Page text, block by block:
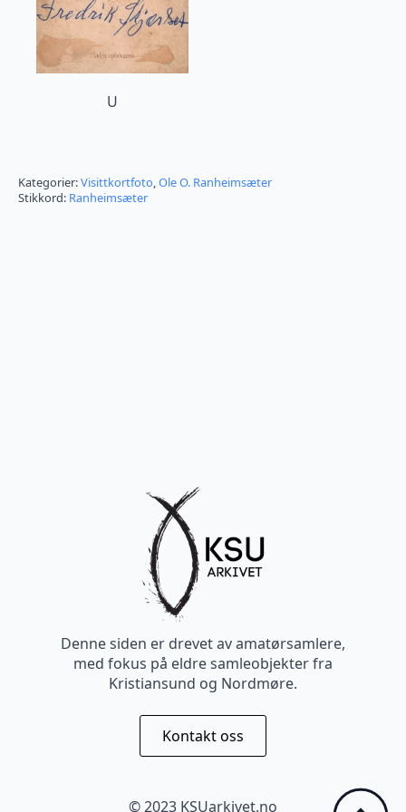
U
Kategorier:Visittkortfoto,Ole O. Ranheimsæter
Stikkord: Ranheimsæter
Denne siden er drevet av amatørsamlere,
med fokus på eldre samleobjekter fra
Kristiansund og Nordmøre.
Kontakt oss
© 2023 KSUarkivet.no